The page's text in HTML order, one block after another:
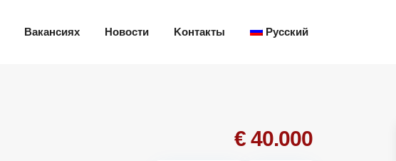
Вакансиях Новости Kонтакты Русский
€ 40.000